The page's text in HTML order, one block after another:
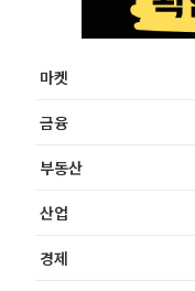
마켓
금융
부동산
산업
경제